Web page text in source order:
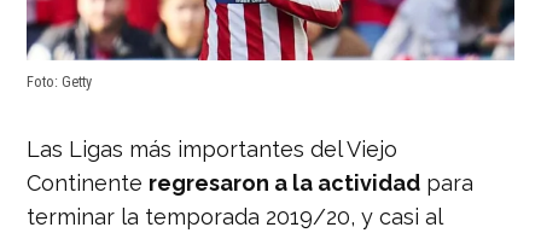
Foto: Getty
Las Ligas más importantes del Viejo
Continente regresaron a la actividad para
terminar la temporada 2019/20, y casi al